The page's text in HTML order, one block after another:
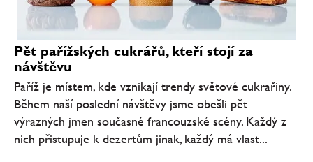
Pět pařížských cukrářů, kteří stojí za
návštěvu
Paříž je místem, kde vznikají trendy světové cukrařiny.
Během naší poslední návštěvy jsme obešli pět
výrazných jmen současné francouzské scény. Každý z
nich přistupuje k dezertům jinak, každý má vlast...